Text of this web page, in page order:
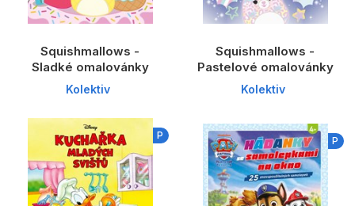
Squishmallows -
Sladké omalovánky
Kolektiv
Squishmallows -
Pastelové omalovánky
Kolektiv
P P